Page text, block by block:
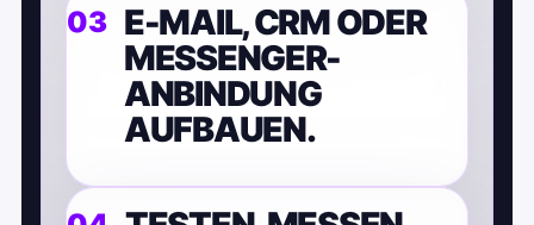
E-MAIL, CRM ODER
MESSENGER-
ANBINDUNG
AUFBAUEN.